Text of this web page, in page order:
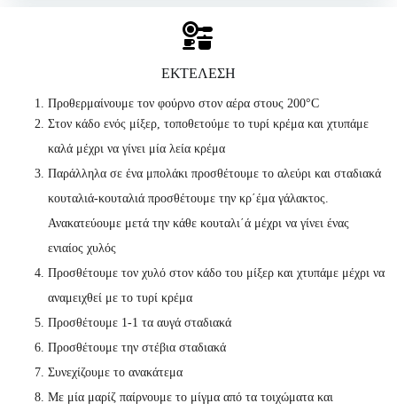
ΕΚΤΕΛΕΣΗ
Προθερμαίνουμε τον φούρνο στον αέρα στους 200°C
Στον κάδο ενός μίξερ, τοποθετούμε το τυρί κρέμα και χτυπάμε
καλά μέχρι να γίνει μία λεία κρέμα
Παράλληλα σε ένα μπολάκι προσθέτουμε το αλεύρι και σταδιακά
κουταλιά-κουταλιά προσθέτουμε την κρ΄έμα γάλακτος.
Ανακατεύουμε μετά την κάθε κουταλι΄ά μέχρι να γίνει ένας
ενιαίος χυλός
Προσθέτουμε τον χυλό στον κάδο του μίξερ και χτυπάμε μέχρι να
αναμειχθεί με το τυρί κρέμα
Προσθέτουμε 1-1 τα αυγά σταδιακά
Προσθέτουμε την στέβια σταδιακά
Συνεχίζουμε το ανακάτεμα
Με μία μαρίζ παίρνουμε το μίγμα από τα τοιχώματα και